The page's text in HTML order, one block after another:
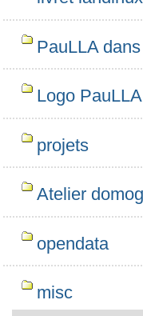
PauLLA
Logo PauLLA
projets
Atelier
opendata
misc